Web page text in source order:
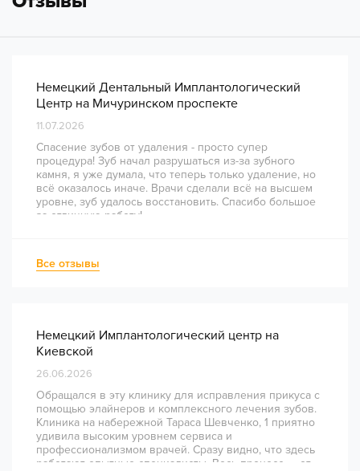
Немецкий Дентальный Имплантологический
Центр на Мичуринском проспекте
11.07.2026
Спасение зубов от удаления - просто супер
процедура! Зуб начал разрушаться из-за зубного
камня, я уже думала, что теперь только удаление, но
всё оказалось иначе. Врачи сделали всё на высшем
уровне, зуб удалось восстановить. Спасибо большое
за отличную работу!
Все отзывы
Немецкий Имплантологический центр на
Киевской
26.06.2026
Обращался в эту клинику для исправления прикуса с
помощью элайнеров и комплексного лечения зубов.
Клиника на набережной Тараса Шевченко, 1 приятно
удивила высоким уровнем сервиса и
профессионализмом врачей. Сразу видно, что здесь
работают опытные специалисты. Весь процесс — от